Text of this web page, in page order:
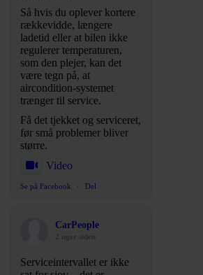
Så hvis du oplever kortere
rækkevidde, længere
ladetid eller at bilen ikke
regulerer temperaturen,
som den plejer, kan det
være tegn på, at
aircondition-systemet
trænger til service.
Få det tjekket og serviceret,
før små problemer bliver
større.
Video
Se på Facebook · Del
CarPeople
2 uger siden
Serviceintervallet er ikke